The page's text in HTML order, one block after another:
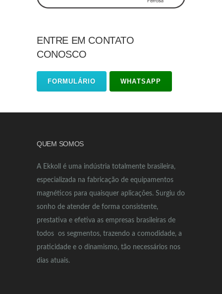
ENTRE EM CONTATO
CONOSCO
FORMULÁRIO WHATSAPP
QUEM SOMOS
A Ekkoll é uma indústria totalmente brasileira,
especializada na fabricação de equipamentos
magnéticos para quaisquer aplicações. Surgiu do
sonho de atender de forma consistente,
prestativa e efetiva as empresas brasileiras de
todos os segmentos, trazendo a comodidade, a
praticidade e o dinamismo, tão necessários nos
dias atuais.